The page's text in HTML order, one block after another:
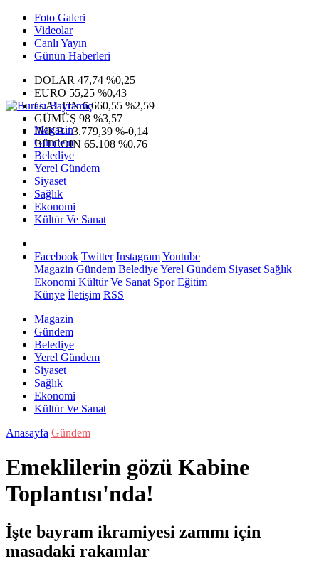
Foto Galeri
Videolar
Canlı Yayın
Günün Haberleri
DOLAR 47,74 %0,25
EURO 55,25 %0,43
G.ALTIN6.660,55 %2,59
GÜMÜŞ 98 %3,57
IMKB13.779,39 %-0,14
BITCOIN 65.108 %0,76
Magazin
Gündem
Belediye
Yerel Gündem
Siyaset
Sağlık
Ekonomi
Kültür Ve Sanat
Facebook Twitter InstagramYoutube
Magazin Gündem BelediyeYerel Gündem Siyaset Sağlık
Ekonomi Kültür Ve Sanat SporEğitim
Künye İletişim RSS
Magazin
Gündem
Belediye
Yerel Gündem
Siyaset
Sağlık
Ekonomi
Kültür Ve Sanat
Anasayfa Gündem
Emeklilerin gözü Kabine
Toplantısı'nda!
İşte bayram ikramiyesi zammı için
masadaki rakamlar